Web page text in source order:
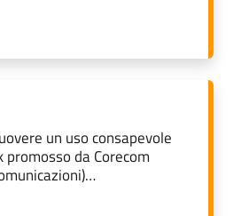
un uso consapevole
da Corecom